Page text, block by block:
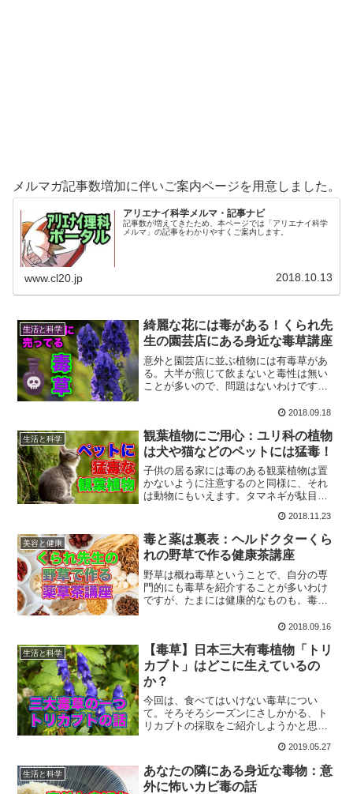
メルマガ記事数増加に伴いご案内ページを用意しました。
アリエナイ科学メルマ・記事ナビ
記事数が増えてきたため、本ページでは「アリエナイ科学
メルマ」の記事をわかりやすくご案内します。
www.cl20.jp 2018.10.13
生活と科学
綺麗な花には毒がある！くられ先
生の園芸店にある身近な毒草講座
意外と園芸店に並ぶ植物には有毒草があ
る。大半が煎じて飲まないと毒性は無い
ことが多いので、問題はないわけです
るので注意が必要です。今回はそんな、
2018.09.18
生活と科学
観葉植物にご用心：ユリ科の植物
は犬や猫などのペットには猛毒！
子供の居る家には毒のある観葉植物は置
かないように注意するのと同様に、それ
は動物にもいえます。タマネギが駄目と
く、観葉植物・・・ユリ科のものは、犬
や猫には猛毒です。
2018.11.23
美容と健康
毒と薬は裏表：ヘルドクターくら
れの野草で作る健康茶講座
野草は概ね毒草ということで、自分の専
門的にも毒草を紹介することが多いわけ
ですが、たまには健康的なものも。毒草
いうことです。今回は野草で作る健康茶
2018.09.16
生活と科学
【毒草】日本三大有毒植物「トリ
カブト」はどこに生えているの
か？
今回は、食べてはいけない毒草につい
て。そろそろシーズンにさしかかる、ト
リカブトの採取をご紹介しようかと思い
を採取する上で極めて重要な事なので、
山に立ち入る機会がある人は、しっかり
と学ぶべきかと思います。
2019.05.27
生活と科学
あなたの隣にある身近な毒物：意
外に怖いカビ毒の話